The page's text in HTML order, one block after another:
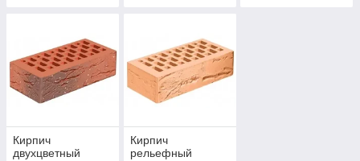
Кирпич
двухцветный
Кирпич
рельефный